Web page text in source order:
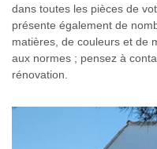
dans toutes les pièces de
présente également de
matières, de couleurs et de
aux normes ; pensez à
rénovation.